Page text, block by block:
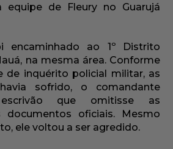
equipe de Fleury no Guarujá
encaminhado ao 1º Distrito
na mesma área. Conforme
de inquérito policial militar, as
sofrido, o comandante
que omitisse as
documentos oficiais. Mesmo
ele voltou a ser agredido.